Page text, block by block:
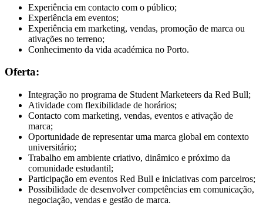
Experiência em contacto com o público;
Experiência em eventos;
Experiência em marketing, vendas, promoção de marca ou
ativações no terreno;
Conhecimento da vida académica no Porto.
Oferta:
Integração no programa de Student Marketeers da Red Bull;
Atividade com flexibilidade de horários;
Contacto com marketing, vendas, eventos e ativação de
marca;
Oportunidade de representar uma marca global em contexto
universitário;
Trabalho em ambiente criativo, dinâmico e próximo da
comunidade estudantil;
Participação em eventos Red Bull e iniciativas com parceiros;
Possibilidade de desenvolver competências em comunicação,
negociação, vendas e gestão de marca.